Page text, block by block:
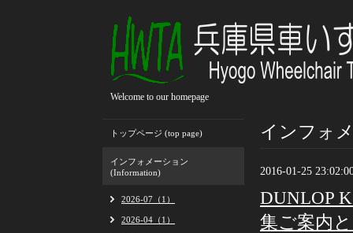
Welcome to our homepage
インフォ
2016-01-25
DUNLOP
集ご案内
トップページ (top page)
インフォメーション
(Information)
2026-07（1）
2026-04（1）